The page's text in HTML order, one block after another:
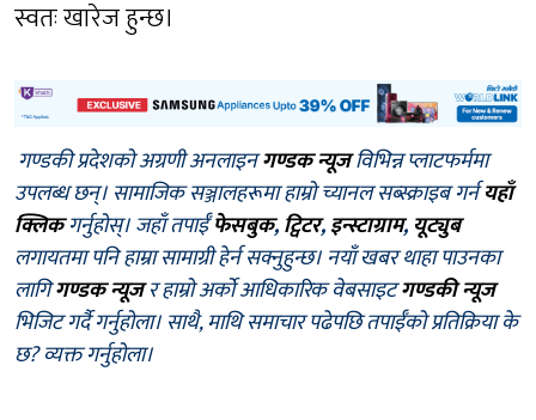
स्वतः खारेज हुन्छ।
गण्डकी प्रदेशको अग्रणी अनलाइनगण्डक न्यूजविभिन्न प्लाटफर्ममा
उपलब्ध छन्। सामाजिक सञ्जालहरूमा हाम्रो च्यानल सब्स्क्राइब गर्नयहाँ
क्लिकगर्नुहोस्। जहाँ तपाईँफेसबुक,ट्विटर,इन्स्टाग्राम, यूट्युब
लगायतमा पनि हाम्रा सामाग्री हेर्न सक्नुहुन्छ। नयाँ खबर थाहा पाउनका
लागिगण्डक न्यूजर हाम्रो अर्को आधिकारिक वेबसाइटगण्डकी न्यूज
भिजिट गर्दै गर्नुहोला। साथै, माथि समाचार पढेपछि तपाईँको प्रतिक्रिया के
छ? व्यक्त गर्नुहोला।